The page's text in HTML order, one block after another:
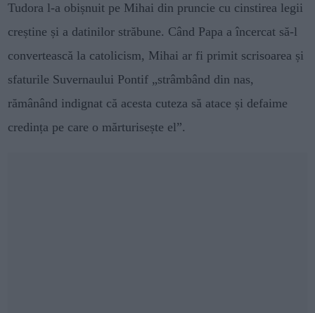
Tudora l-a obișnuit pe Mihai din pruncie cu cinstirea legii
creștine și a datinilor străbune. Când Papa a încercat să-l
convertească la catolicism, Mihai ar fi primit scrisoarea și
sfaturile Suvernaului Pontif „strâmbând din nas,
rămânând indignat că acesta cuteza să atace și defaime
credința pe care o mărturisește el”.